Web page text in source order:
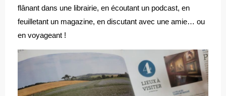
flânant dans une librairie, en écoutant un podcast, en
feuilletant un magazine, en discutant avec une amie… ou
en voyageant !